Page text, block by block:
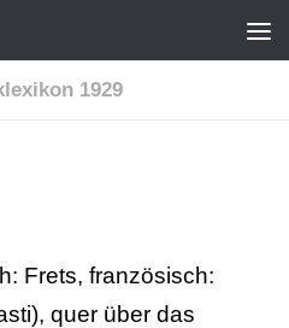
1929
Frets, französisch:
quer über das